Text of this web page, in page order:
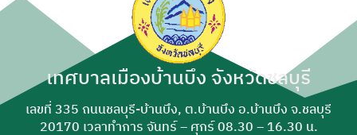
ค้นหา
สำหรับ:
เทศบาลเมืองบ้านบึง จังหวัดชลบุรี
เลขที่ 335 ถนนชลบุรี-บ้านบึง, ต.บ้านบึง อ.บ้านบึง จ.ชลบุรี
20170 เวลาทำการ จันทร์ – ศุกร์ 08.30 – 16.30 น.